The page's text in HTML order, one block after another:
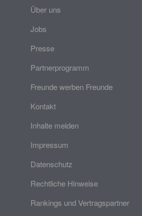
Über uns
Jobs
Presse
Partnerprogramm
Freunde werben Freunde
Kontakt
Inhalte melden
Impressum
Datenschutz
Rechtliche Hinweise
Rankings und Vertragspartner